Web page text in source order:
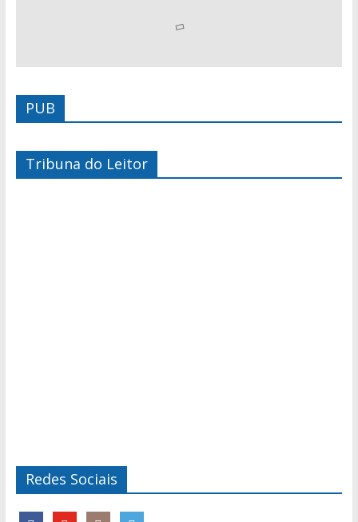
PUB
Tribuna do Leitor
Redes Sociais